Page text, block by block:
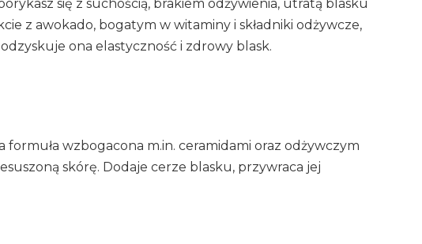
się z suchością, brakiem odżywienia, utratą blasku
z awokado, bogatym w witaminy i składniki odżywcze,
ona elastyczność i zdrowy blask.
wzbogacona m.in. ceramidami oraz odżywczym
skórę. Dodaje cerze blasku, przywraca jej